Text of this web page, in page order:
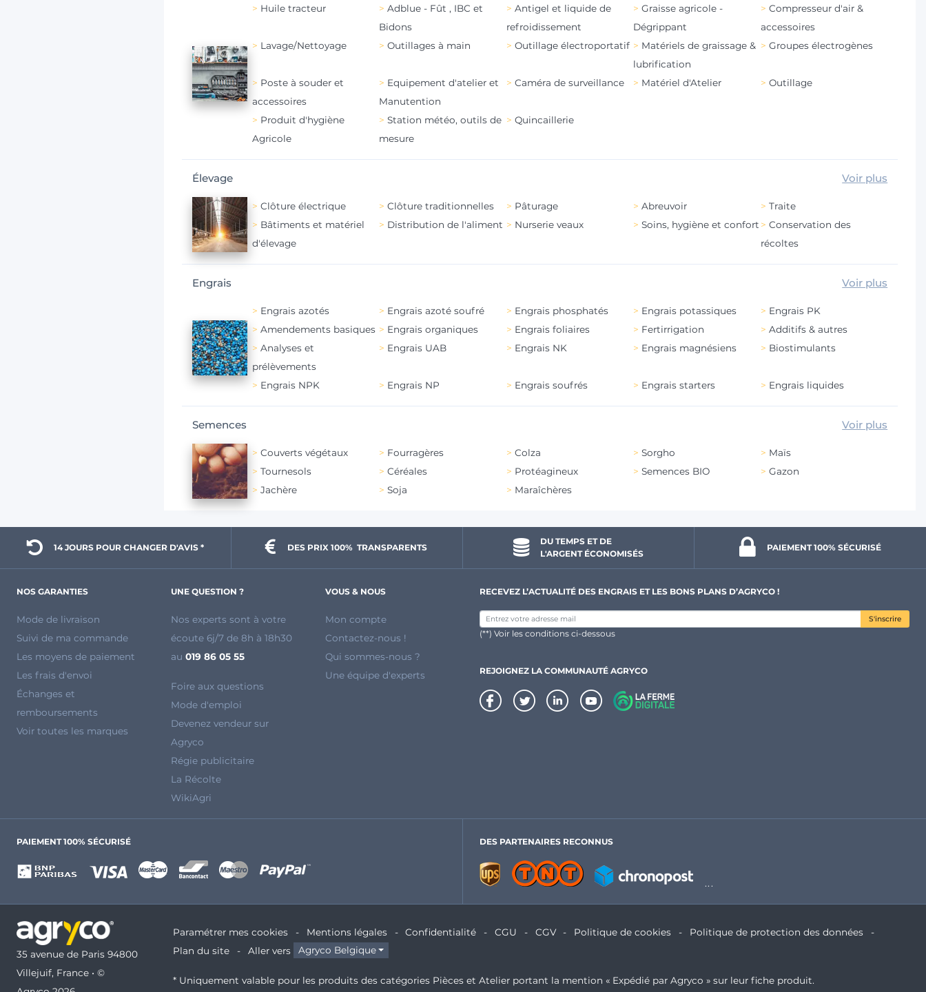
Huile tracteur
Adblue - Fût , IBC et
Bidons
Antigel et liquide de
refroidissement
Graisse agricole -
Dégrippant
Compresseur d'air &
accessoires
Lavage/Nettoyage
Outillages à main Outillage électroportatif
Matériels de graissage &
lubrification
Groupes électrogènes
Poste à souder et
accessoires
Equipement d'atelier et
Manutention
Caméra de surveillance Matériel d'Atelier Outillage
Produit d'hygiène
Agricole
Station météo, outils de
mesure
Quincaillerie
Élevage Voir plus
Clôture électrique Clôture traditionnelles Pâturage Abreuvoir
Traite
Bâtiments et matériel
d'élevage
Distribution de l'aliment Nurserie veaux Soins, hygiène et confort
Conservation des
récoltes
Engrais Voir plus
Engrais azotés Engrais azoté soufré Engrais phosphatés Engrais potassiques
Engrais PK
Amendements basiques
Engrais organiques Engrais foliaires Fertirrigation
Additifs & autres
Analyses et
prélèvements
Engrais UAB Engrais NK Engrais magnésiens Biostimulants
Engrais NPK Engrais NP Engrais soufrés Engrais starters Engrais liquides
Semences Voir plus
Couverts végétaux Fourragères Colza Sorgho
Maïs
Tournesols
Céréales Protéagineux Semences BIO
Gazon
Jachère
Soja Maraîchères
14 JOURS POUR CHANGER D'AVIS * DES PRIX 100% TRANSPARENTS
DU TEMPS ET DE
L'ARGENT ÉCONOMISÉS
PAIEMENT 100% SÉCURISÉ
NOS GARANTIES
Mode de livraison
Suivi de ma commande
Les moyens de paiement
Les frais d'envoi
Échanges et
remboursements
Voir toutes les marques
UNE QUESTION ?
Nos experts sont à votre
écoute 6j/7 de 8h à 18h30
au 019 86 05 55
Foire aux questions
Mode d'emploi
Devenez vendeur sur
Agryco
Régie publicitaire
La Récolte
WikiAgri
VOUS & NOUS
Mon compte
Contactez-nous !
Qui sommes-nous ?
Une équipe d'experts
RECEVEZ L’ACTUALITÉ DES ENGRAIS ET LES BONS PLANS D’AGRYCO !
S'inscrire
(**) Voir les conditions ci-dessous
REJOIGNEZ LA COMMUNAUTÉ AGRYCO
PAIEMENT 100% SÉCURISÉ DES PARTENAIRES RECONNUS
35 avenue de Paris 94800
Villejuif, France • ©
Paramétrer mes cookies Mentions légales Confidentialité CGU CGV Politique de cookies
Politique de protection des données
Plan du site
Aller vers Agryco Belgique
* Uniquement valable pour les produits des catégories Pièces et Atelier portant la mention « Expédié par Agryco » sur leur fiche produit.